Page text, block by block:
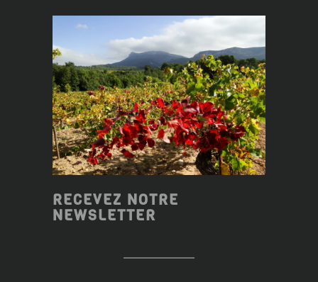
RECEVEZ NOTRE
NEWSLETTER